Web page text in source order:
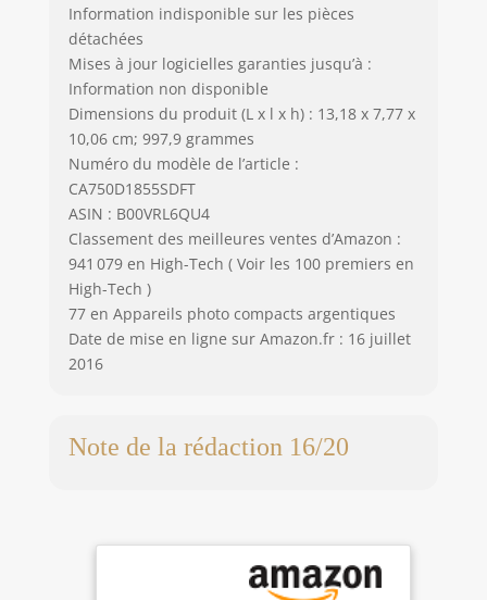
Information indisponible sur les pièces
détachées
Mises à jour logicielles garanties jusqu’à :
Information non disponible
Dimensions du produit (L x l x h) : 13,18 x 7,77 x
10,06 cm; 997,9 grammes
Numéro du modèle de l’article :
CA750D1855SDFT
ASIN : B00VRL6QU4
Classement des meilleures ventes d’Amazon :
941 079 en High-Tech ( Voir les 100 premiers en
High-Tech )
77 en Appareils photo compacts argentiques
Date de mise en ligne sur Amazon.fr : 16 juillet
2016
Note de la rédaction 16/20